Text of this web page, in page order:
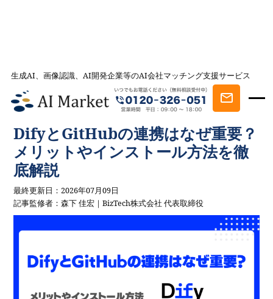
生成AI、画像認識、AI開発企業等のAI会社マッチング支援サービス
AI会社とのマッチングは AI Market
記事一覧
AIを学ぶ・知る
DifyとGitHubの連携はなぜ重要？メリット
やインストール方法を徹底解説
DifyとGitHubの連携はなぜ重要？
メリットやインストール方法を徹
底解説
最終更新日：2026年07月09日
記事監修者：森下 佳宏｜BizTech株式会社 代表取締役